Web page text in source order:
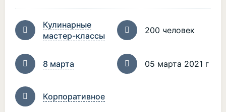
Кулинарные
мастер-классы
200 человек
8 марта 05 марта 2021 г
Корпоративное